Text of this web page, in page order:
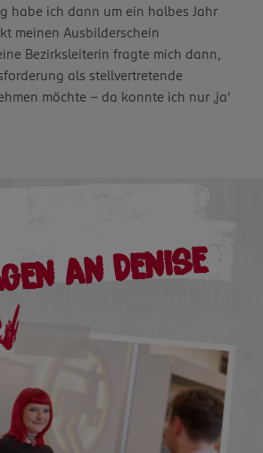
habe ich dann um ein halbes Jahr
meinen Ausbilderschein
Bezirksleiterin fragte mich dann,
als stellvertretende
möchte – da konnte ich nur ‚ja‘
an Denise